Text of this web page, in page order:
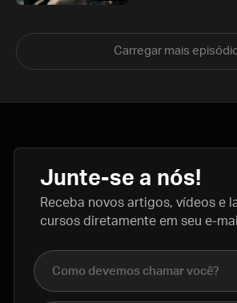
Carregar mais
Junte-se a nós!
Receba novos artigos, vídeos e
cursos diretamente em seu e-
Nome completo